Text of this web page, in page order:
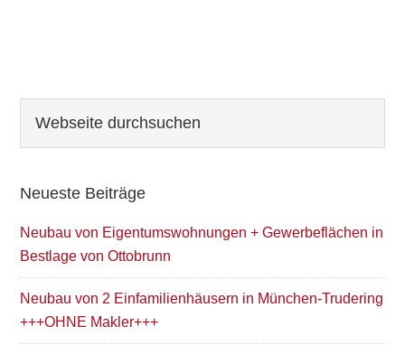
Seitenspalte
durchsuchen
Neueste Beiträge
Neubau von Eigentumswohnungen + Gewerbeflächen in
Bestlage von Ottobrunn
Neubau von 2 Einfamilienhäusern in München-Trudering
+++OHNE Makler+++